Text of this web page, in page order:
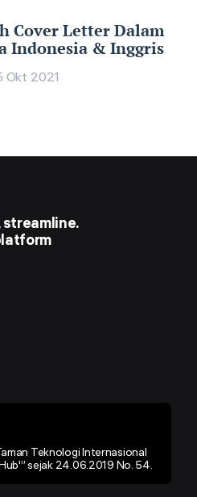
Cover Letter Dalam
Indonesia & Inggris
Okt 2021
Teknologi Internasional
sejak 24.06.2019 No. 54.